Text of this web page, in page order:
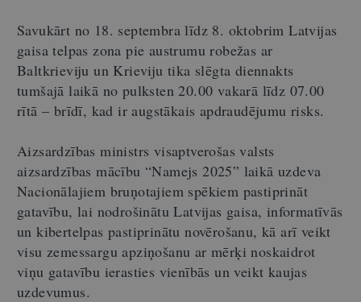
Savukārt no 18. septembra līdz 8. oktobrim Latvijas
gaisa telpas zona pie austrumu robežas ar
Baltkrieviju un Krieviju tika slēgta diennakts
tumšajā laikā no pulksten 20.00 vakarā līdz 07.00
rītā – brīdī, kad ir augstākais apdraudējumu risks.
Aizsardzības ministrs visaptverošas valsts
aizsardzības mācību “Namejs 2025” laikā uzdeva
Nacionālajiem bruņotajiem spēkiem pastiprināt
gatavību, lai nodrošinātu Latvijas gaisa, informatīvās
un kibertelpas pastiprinātu novērošanu, kā arī veikt
visu zemessargu apziņošanu ar mērķi noskaidrot
viņu gatavību ierasties vienībās un veikt kaujas
uzdevumus.